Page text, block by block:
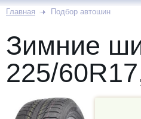
Главная Подбор автошин
Зимние
225/